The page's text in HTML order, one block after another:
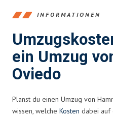
INFORMATIONEN
ein Umzug
Oviedo
Planst du einen Umzug von
wissen, welche Kosten dabei auf